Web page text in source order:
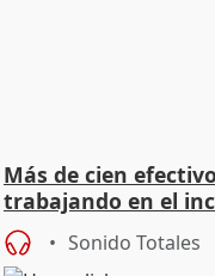
Más de cien
trabajando en el
Sonido Totales